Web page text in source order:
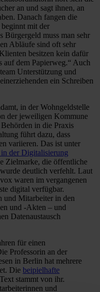
an und sagt ihnen, an
Danach fangen die
mit der
Bürgergeld muss man sehr
Abläufe sind oft sehr
besitzen kein dafür
auf dem Papierweg.“ Auch
Unterstützung und
ein Schreiben
in der Wohngeldstelle
der jeweiligen Kommune
in die Praxis
führt dazu, dass
variieren. Das ist unter
der Digitalisierung
Zielmarke, die öffentliche
deutlich verfehlt. Laut
waren im vergangenen
digital verfügbar.
und Mitarbeiter in den
und -Akten – und
Datenaustausch
für einen
Professorin an der
in Berlin hat mehrere
Die beipielhafte
stammt von ihr.
und